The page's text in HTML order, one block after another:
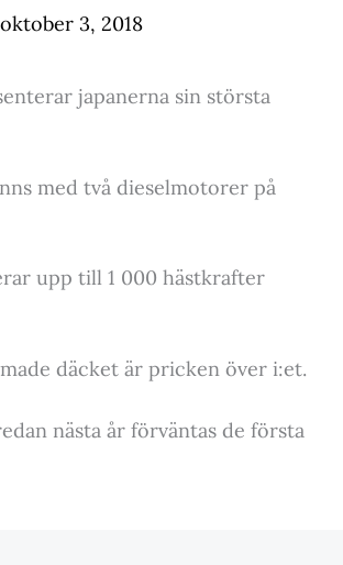
oktober 3, 2018
japanerna sin största
med två dieselmotorer på
upp till 1 000 hästkrafter
däcket är pricken över i:et.
nästa år förväntas de första